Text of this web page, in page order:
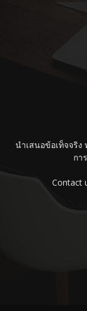
นำเสนอข้อเท็จจริง
กา
Contact